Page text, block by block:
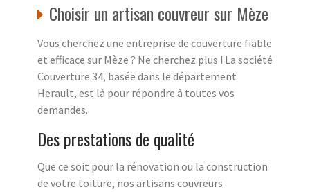
Choisir un artisan couvreur sur Mèze
Vous cherchez une entreprise de couverture fiable
et efficace sur Mèze ? Ne cherchez plus ! La société
Couverture 34, basée dans le département
Herault, est là pour répondre à toutes vos
demandes.
Des prestations de qualité
Que ce soit pour la rénovation ou la construction
de votre toiture, nos artisans couvreurs